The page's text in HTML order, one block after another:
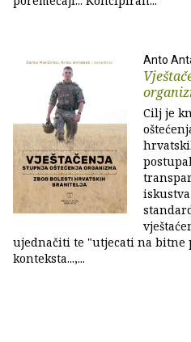
Anto
Cilj je
ujednačiti te "utjecati na bitne
konteksta...,...